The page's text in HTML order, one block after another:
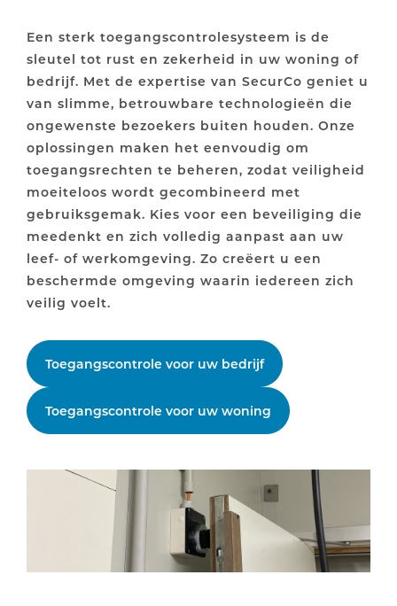
Een sterk toegangscontrolesysteem is de
sleutel tot rust en zekerheid in uw woning of
bedrijf. Met de expertise van SecurCo geniet u
van slimme, betrouwbare technologieën die
ongewenste bezoekers buiten houden. Onze
oplossingen maken het eenvoudig om
toegangsrechten te beheren, zodat veiligheid
moeiteloos wordt gecombineerd met
gebruiksgemak. Kies voor een beveiliging die
meedenkt en zich volledig aanpast aan uw
leef- of werkomgeving. Zo creëert u een
beschermde omgeving waarin iedereen zich
veilig voelt.
Toegangscontrole voor uw bedrijf
Toegangscontrole voor uw woning